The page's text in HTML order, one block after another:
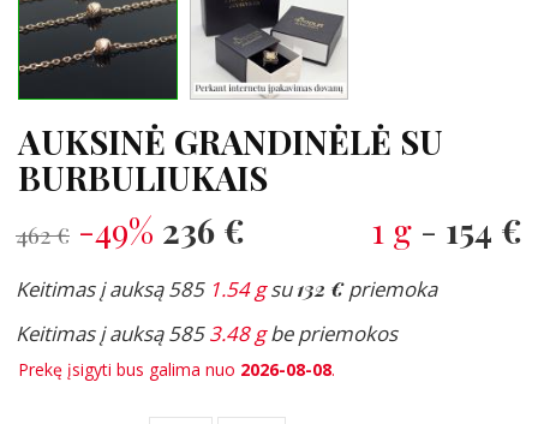
AUKSINĖ GRANDINĖLĖ SU
BURBULIUKAIS
462 € -49% 236 € 1 g - 154 €
Keitimas į auksą 585 1.54 gsu132 €priemoka
Keitimas į auksą 5853.48 gbe priemokos
Prekę įsigyti bus galima nuo 2026-08-08.